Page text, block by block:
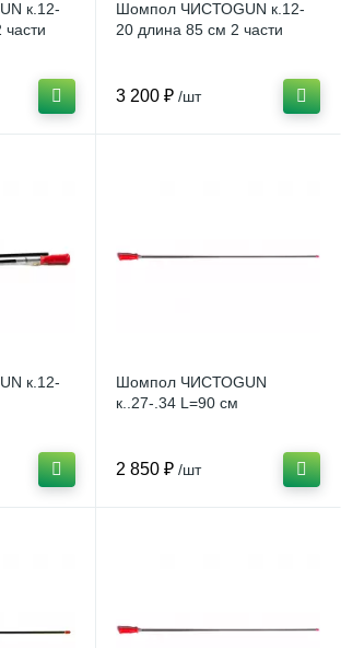
к.12-
Шомпол ЧИСТОGUN к.12-
20 длина 85 см 2 части
3 200 ₽ /шт
к.12-
Шомпол ЧИСТОGUN
к..27-.34 L=90 см
2 850 ₽ /шт